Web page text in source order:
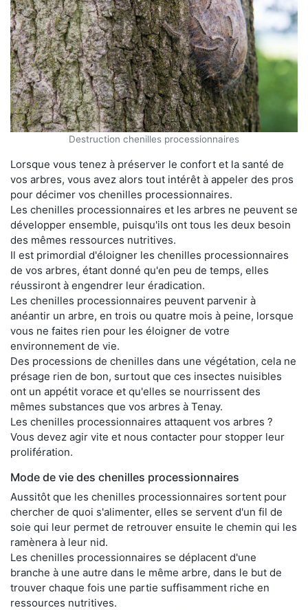
Destruction chenilles processionnaires
Lorsque vous tenez à préserver le confort et la santé de
vos arbres, vous avez alors tout intérêt à appeler des pros
pour décimer vos chenilles processionnaires.
Les chenilles processionnaires et les arbres ne peuvent se
développer ensemble, puisqu'ils ont tous les deux besoin
des mêmes ressources nutritives.
Il est primordial d'éloigner les chenilles processionnaires
de vos arbres, étant donné qu'en peu de temps, elles
réussiront à engendrer leur éradication.
Les chenilles processionnaires peuvent parvenir à
anéantir un arbre, en trois ou quatre mois à peine, lorsque
vous ne faites rien pour les éloigner de votre
environnement de vie.
Des processions de chenilles dans une végétation, cela ne
présage rien de bon, surtout que ces insectes nuisibles
ont un appétit vorace et qu'elles se nourrissent des
mêmes substances que vos arbres à Tenay.
Les chenilles processionnaires attaquent vos arbres ?
Vous devez agir vite et nous contacter pour stopper leur
prolifération.
Mode de vie des chenilles processionnaires
Aussitôt que les chenilles processionnaires sortent pour
chercher de quoi s'alimenter, elles se servent d'un fil de
soie qui leur permet de retrouver ensuite le chemin qui les
ramènera à leur nid.
Les chenilles processionnaires se déplacent d'une
branche à une autre dans le même arbre, dans le but de
trouver chaque fois une partie suffisamment riche en
ressources nutritives.